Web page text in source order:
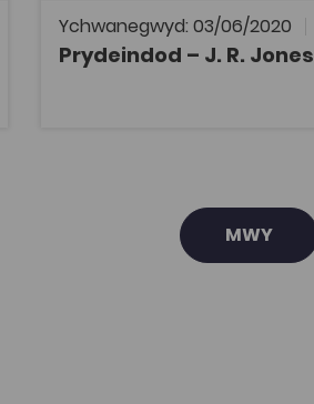
Ychwanegwyd: 03/06/2020
Prydeindod – J. R. Jones
MWY